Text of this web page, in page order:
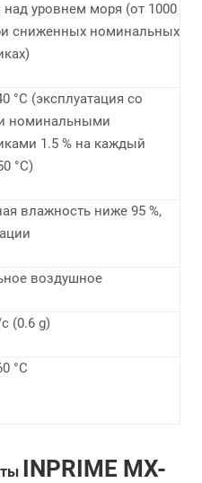
уровнем моря (от 1000
сниженных номинальных
°С (эксплуатация со
номинальными
1.5 % на каждый
°С)
влажность ниже 95 %,
воздушное
(0.6 g)
°С
INPRIME MX-